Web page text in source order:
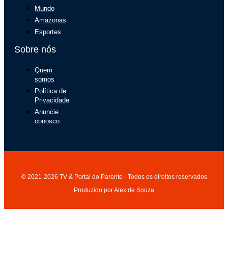
Mundo
Amazonas
Esportes
Sobre nós
Quem
somos
Política de
Privacidade
Anuncie
conosco
© 2021-2026 TV & Portal do Parente - Todos os direitos reservados
Produzido por Alex de Souza